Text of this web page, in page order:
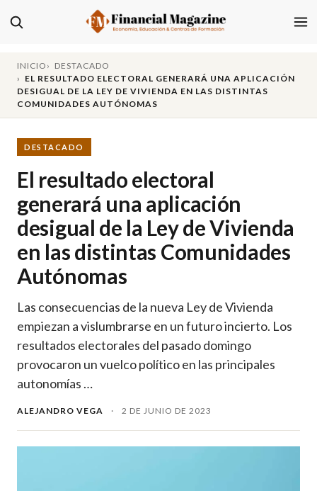
INICIO
DESTACADO
EL RESULTADO ELECTORAL GENERARÁ UNA APLICACIÓN
DESIGUAL DE LA LEY DE VIVIENDA EN LAS DISTINTAS
COMUNIDADES AUTÓNOMAS
DESTACADO
El resultado electoral
generará una aplicación
desigual de la Ley de Vivienda
en las distintas Comunidades
Autónomas
Las consecuencias de la nueva Ley de Vivienda
empiezan a vislumbrarse en un futuro incierto. Los
resultados electorales del pasado domingo
provocaron un vuelco político en las principales
autonomías …
ALEJANDRO VEGA · 2 DE JUNIO DE 2023